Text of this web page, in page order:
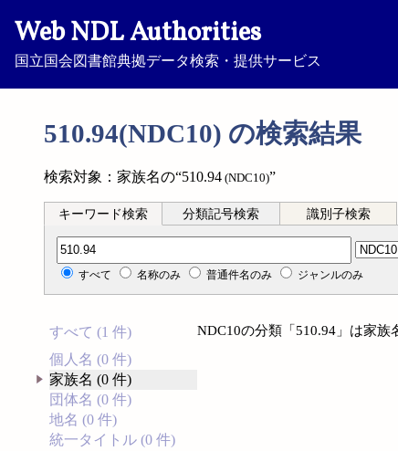
Web NDL Authorities
国立国会図書館典拠データ検索・提供サービス
510.94(NDC10) の検索結果
検索対象：家族名の“510.94 (NDC10)”
キーワード検索 分類記号検索 識別子検索
分類記号検索
すべて 名称のみ 普通件名のみ ジャンルのみ
すべて (1 件)
個人名 (0 件)
家族名 (0 件)
団体名 (0 件)
地名 (0 件)
統一タイトル (0 件)
NDC10の分類「510.94」は家族